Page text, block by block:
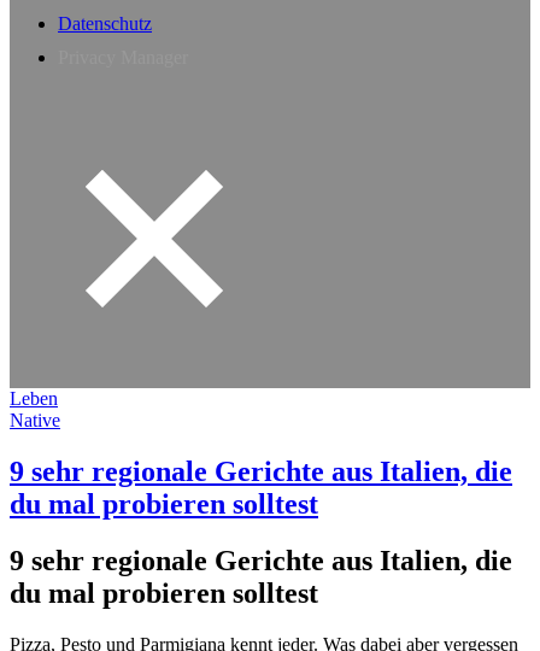
Datenschutz
Leben
Native
9 sehr regionale Gerichte aus Italien, die
du mal probieren solltest
9 sehr regionale Gerichte aus Italien, die
du mal probieren solltest
Pizza, Pesto und Parmigiana kennt jeder. Was dabei aber vergessen